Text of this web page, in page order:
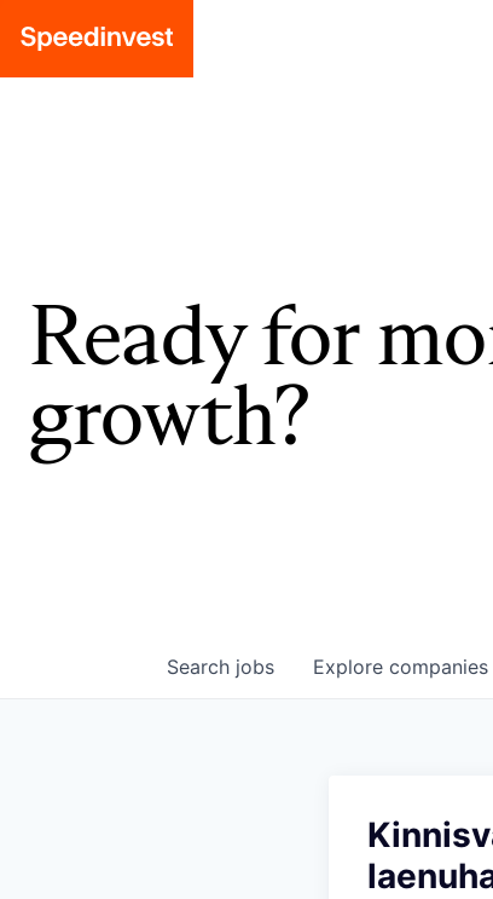
Ready for
growth?
Search jobs Explore companies